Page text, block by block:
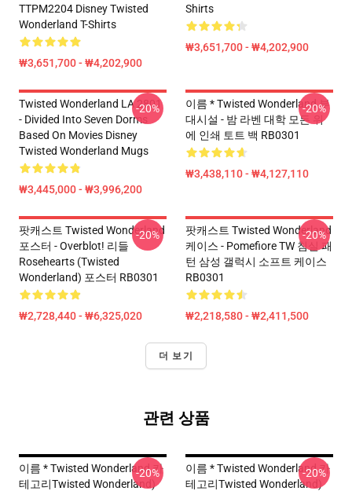
TTPM2204 Disney Twisted
Wonderland T-Shirts
₩3,651,700 - ₩4,202,900
Shirts
₩3,651,700 - ₩4,202,900
Twisted Wonderland LA 2801
- Divided Into Seven Dorms
Based On Movies Disney
Twisted Wonderland Mugs
₩3,445,000 - ₩3,996,200
-20%
이름 * Twisted Wonderland 부
대시설 - 밤 라벤 대학 모든 위
에 인쇄 토트 백 RB0301
₩3,438,110 - ₩4,127,110
-20%
팟캐스트 Twisted Wonderland
포스터 - Overblot! 리들
Rosehearts (Twisted
Wonderland) 포스터 RB0301
₩2,728,440 - ₩6,325,020
-20%
팟캐스트 Twisted Wonderland
케이스 - Pomefiore TW 침실 패
턴 삼성 갤럭시 소프트 케이스
RB0301
₩2,218,580 - ₩2,411,500
-20%
더 보기
관련 상품
이름 * Twisted Wonderland 카
테고리Twisted Wonderland)
-20%
이름 * Twisted Wonderland 카
테고리Twisted Wonderland)
-20%